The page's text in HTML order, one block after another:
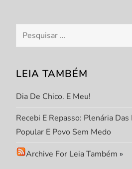
s
Pesquisar
por:
LEIA TAMBÉM
Dia De Chico. E Meu!
Recebi E Repasso: Plenária
Popular E Povo Sem Medo
Archive For Leia Também »